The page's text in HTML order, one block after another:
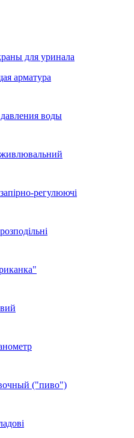
для уринала
арматура
воды
регулюючі
("пиво")